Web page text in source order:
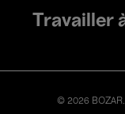
Travailler
© 2026 BOZAR.